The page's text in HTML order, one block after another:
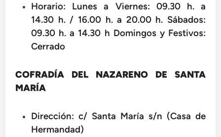
Horario: Lunes a Viernes: 09.30 h. a
14.30 h. / 16.00 h. a 20.00 h. Sábados:
09.30 h. a 14.30 h Domingos y Festivos:
Cerrado
COFRADÍA DEL NAZARENO DE SANTA
MARÍA
Dirección: c/ Santa María s/n (Casa de
Hermandad)